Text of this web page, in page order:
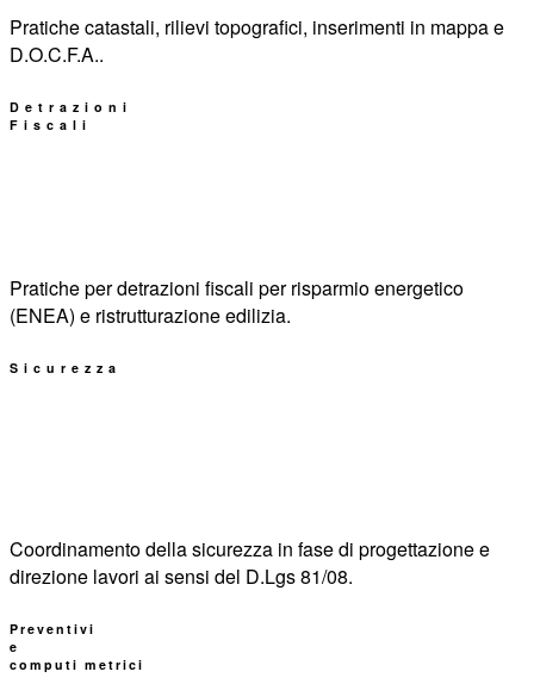
Pratiche catastali, rilievi topografici, inserimenti in mappa e
D.O.C.F.A..
Detrazioni
Fiscali
Pratiche per detrazioni fiscali per risparmio energetico
(ENEA) e ristrutturazione edilizia.
Sicurezza
Coordinamento della sicurezza in fase di progettazione e
direzione lavori ai sensi del D.Lgs 81/08.
Preventivi
e
computi metrici